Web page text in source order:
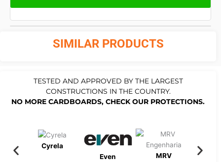
SIMILAR PRODUCTS
TESTED AND APPROVED BY THE LARGEST
CONSTRUCTIONS IN THE COUNTRY.
NO MORE CARDBOARDS, CHECK OUR PROTECTIONS.
Cyrela
Even
MRV